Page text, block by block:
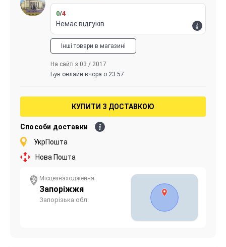
0/4
Немає відгуків
Інші товари в магазині
На сайті з 03 / 2017
Був онлайн вчора о 23:57
КУПИТИ З ДОСТАВКОЮ
Способи доставки
УкрПошта
Нова Пошта
Місцезнаходження
Запоріжжя
Запорізька обл.